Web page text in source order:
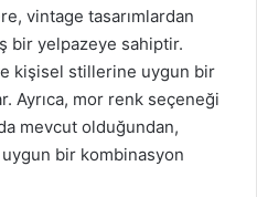
vintage tasarımlardan
bir yelpazeye sahiptir.
kişisel stillerine uygun bir
Ayrıca, mor renk seçeneği
mevcut olduğundan,
bir kombinasyon